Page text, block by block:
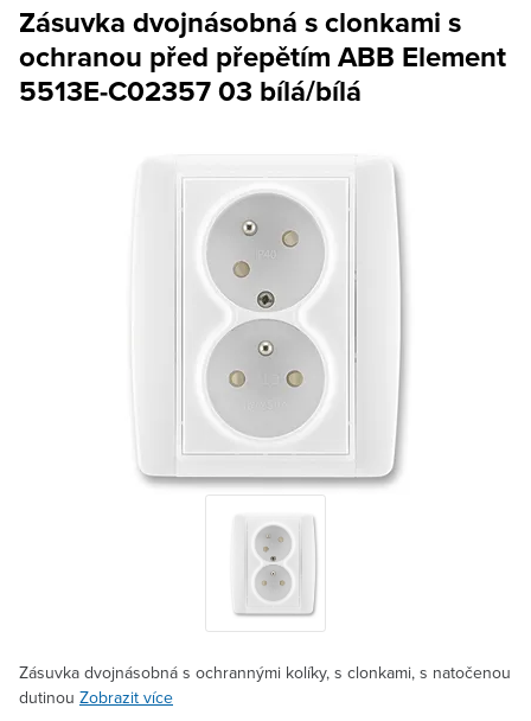
Zásuvka dvojnásobná s clonkami s
ochranou před přepětím ABB Element
5513E-C02357 03 bílá/bílá
Zásuvka dvojnásobná s ochrannými kolíky, s clonkami, s natočenou
dutinou Zobrazit více